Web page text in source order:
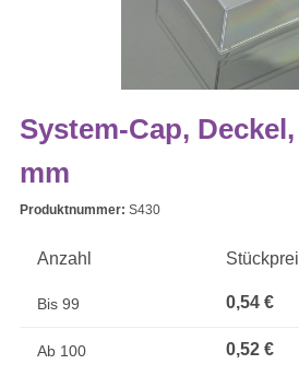
System-Cap,
mm
Produktnummer: S430
Anzahl
Bis 99 0,54 €
Ab 100 0,52 €